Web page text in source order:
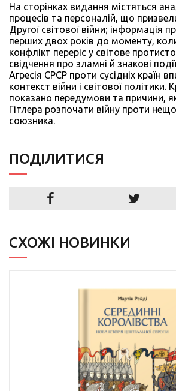
На сторінках видання містяться
процесів та персоналій, що
Другої світової війни; інформація
перших двох років до моменту,
конфлікт переріс у світове
свідчення про зламні й знакові
Агресія СРСР проти сусідніх країн
контекст війни і світової політики.
показано передумови та причини,
Гітлера розпочати війну проти
союзника.
ПОДIЛИТИСЯ
СХОЖІ НОВИНКИ